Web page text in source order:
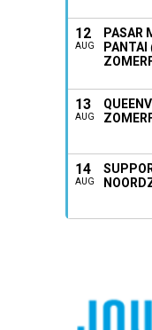
12
AUG
PASAR
PANTAI
13
AUG
14
AUG